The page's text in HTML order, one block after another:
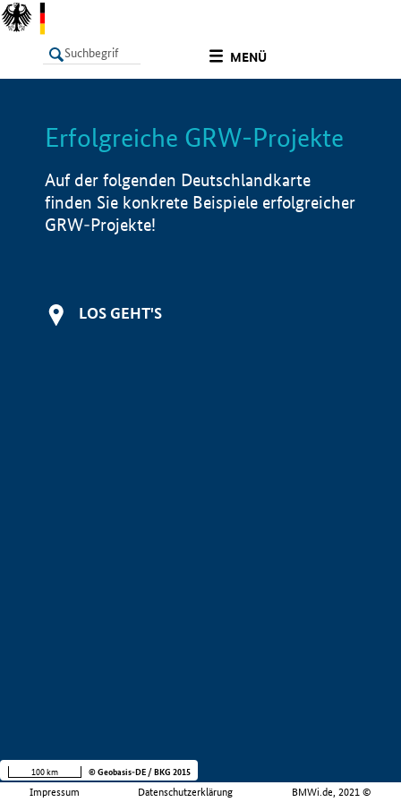
MENÜ
LISTE Info
Erfolgreiche GRW-Projekte
Auf der folgenden Deutschlandkarte
finden Sie konkrete Beispiele erfolgreicher
GRW-Projekte!
LOS GEHT'S
Impressum Datenschutzerklärung BMWi.de, 2021 ©
100 km © Geobasis-DE / BKG 2015